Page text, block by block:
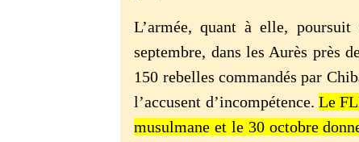
L’armée, quant à elle,
septembre, dans les Aurès près
150 rebelles commandés par
l’accusent d’incompétence. Le
musulmane et le 30 octobre